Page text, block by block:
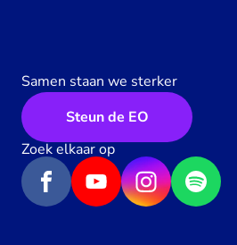
Samen staan we sterker
Steun de EO
Zoek elkaar op